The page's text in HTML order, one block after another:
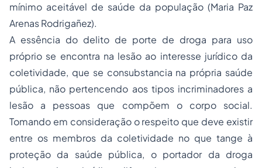
mínimo aceitável de saúde da população (Maria Paz
Arenas Rodrigañez).
A essência do delito de porte de droga para uso
próprio se encontra na lesão ao interesse jurídico da
coletividade, que se consubstancia na própria saúde
pública, não pertencendo aos tipos incriminadores a
lesão a pessoas que compõem o corpo social.
Tomando em consideração o respeito que deve existir
entre os membros da coletividade no que tange à
proteção da saúde pública, o portador da droga